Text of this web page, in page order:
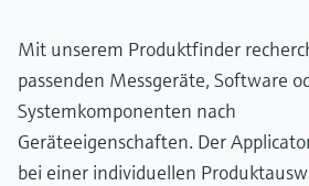
Mit unserem Produktfinder
passenden Messgeräte, Software
Systemkomponenten nach
Geräteeigenschaften. Der
bei einer individuellen